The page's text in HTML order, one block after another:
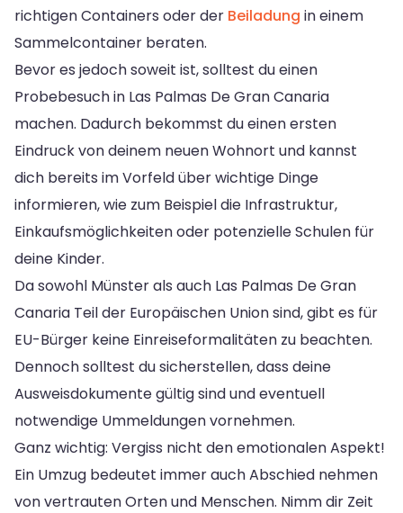
richtigen Containers oder der Beiladung in einem
Sammelcontainer beraten.
Bevor es jedoch soweit ist, solltest du einen
Probebesuch in Las Palmas De Gran Canaria
machen. Dadurch bekommst du einen ersten
Eindruck von deinem neuen Wohnort und kannst
dich bereits im Vorfeld über wichtige Dinge
informieren, wie zum Beispiel die Infrastruktur,
Einkaufsmöglichkeiten oder potenzielle Schulen für
deine Kinder.
Da sowohl Münster als auch Las Palmas De Gran
Canaria Teil der Europäischen Union sind, gibt es für
EU-Bürger keine Einreiseformalitäten zu beachten.
Dennoch solltest du sicherstellen, dass deine
Ausweisdokumente gültig sind und eventuell
notwendige Ummeldungen vornehmen.
Ganz wichtig: Vergiss nicht den emotionalen Aspekt!
Ein Umzug bedeutet immer auch Abschied nehmen
von vertrauten Orten und Menschen. Nimm dir Zeit